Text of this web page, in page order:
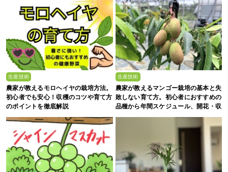
生産技術
農家が教えるモロヘイヤの栽培方法。
初心者でも安心！収穫のコツや育て方
のポイントを徹底解説
生産技術
農家が教えるマンゴー栽培の基本と失
敗しない育て方。初心者におすすめの
品種から年間スケジュール、開花・収